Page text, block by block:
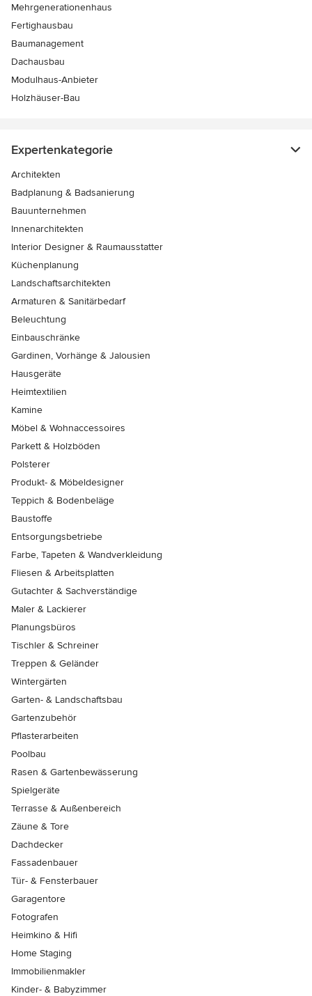
Mehrgenerationenhaus
Fertighausbau
Baumanagement
Dachausbau
Modulhaus-Anbieter
Holzhäuser-Bau
Expertenkategorie
Architekten
Badplanung & Badsanierung
Bauunternehmen
Innenarchitekten
Interior Designer & Raumausstatter
Küchenplanung
Landschaftsarchitekten
Armaturen & Sanitärbedarf
Beleuchtung
Einbauschränke
Gardinen, Vorhänge & Jalousien
Hausgeräte
Heimtextilien
Kamine
Möbel & Wohnaccessoires
Parkett & Holzböden
Polsterer
Produkt- & Möbeldesigner
Teppich & Bodenbeläge
Baustoffe
Entsorgungsbetriebe
Farbe, Tapeten & Wandverkleidung
Fliesen & Arbeitsplatten
Gutachter & Sachverständige
Maler & Lackierer
Planungsbüros
Tischler & Schreiner
Treppen & Geländer
Wintergärten
Garten- & Landschaftsbau
Gartenzubehör
Pflasterarbeiten
Poolbau
Rasen & Gartenbewässerung
Spielgeräte
Terrasse & Außenbereich
Zäune & Tore
Dachdecker
Fassadenbauer
Tür- & Fensterbauer
Garagentore
Fotografen
Heimkino & Hifi
Home Staging
Immobilienmakler
Kinder- & Babyzimmer